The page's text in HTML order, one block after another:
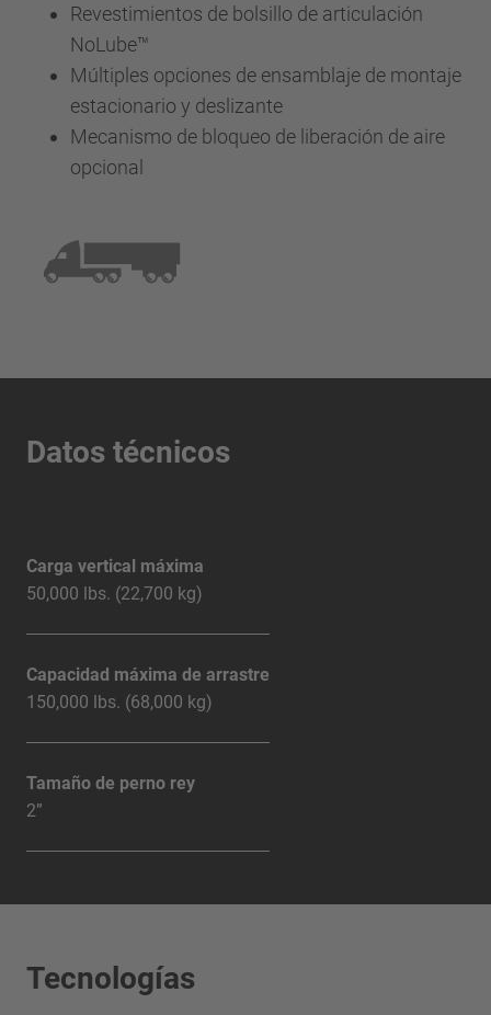
Revestimientos de bolsillo de articulación
NoLube™
Múltiples opciones de ensamblaje de montaje
estacionario y deslizante
Mecanismo de bloqueo de liberación de aire
opcional
Datos técnicos
Carga vertical máxima
50,000 lbs. (22,700 kg)
Capacidad máxima de arrastre
150,000 lbs. (68,000 kg)
Tamaño de perno rey
2”
Tecnologías